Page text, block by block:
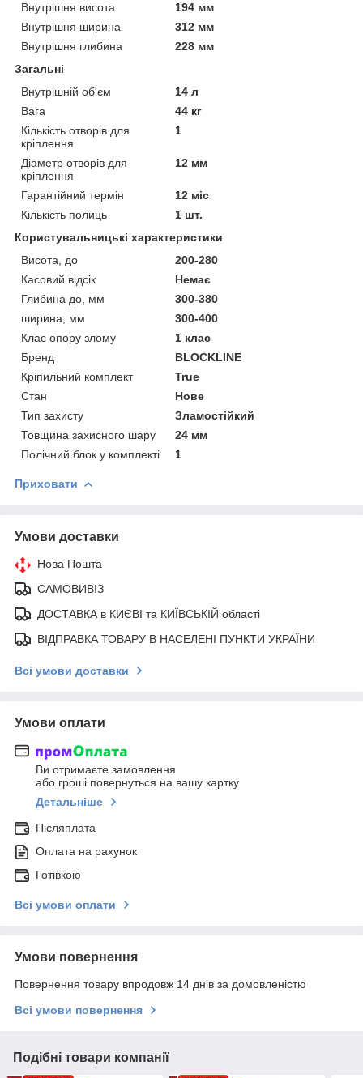
Внутрішня висота
194 мм
Внутрішня ширина
312 мм
Внутрішня глибина
228 мм
Загальні
Внутрішній об'єм
14 л
Вага
44 кг
Кількість отворів для
кріплення
1
Діаметр отворів для
кріплення
12 мм
Гарантійний термін
12 міс
Кількість полиць
1 шт.
Користувальницькі характеристики
Висота, до
200-280
Касовий відсік
Немає
Глибина до, мм
300-380
ширина, мм
300-400
Клас опору злому
1 клас
Бренд
BLOCKLINE
Кріпильний комплект
True
Стан
Нове
Тип захисту
Зламостійкий
Товщина захисного шару
24 мм
Полічний блок у комплекті
1
Приховати
Умови доставки
Нова Пошта
САМОВИВІЗ
ДОСТАВКА в КИЄВІ та КИЇВСЬКІЙ області
ВІДПРАВКА ТОВАРУ В НАСЕЛЕНІ ПУНКТИ УКРАЇНИ
Всі умови доставки
Умови оплати
Ви отримаєте замовлення
або гроші повернуться на вашу картку
Детальніше
Післяплата
Оплата на рахунок
Готівкою
Всі умови оплати
Умови повернення
Повернення товару впродовж 14 днів за домовленістю
Всі умови повернення
Подібні товари компанії